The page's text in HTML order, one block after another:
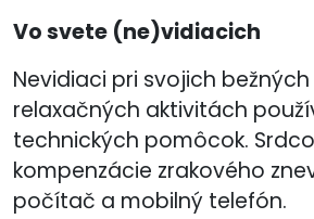
Vo svete (ne)vidiacich
Nevidiaci pri svojich
relaxačných aktivitách
technických pomôcok.
kompenzácie zrakového
počítač a mobilný telefón.